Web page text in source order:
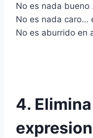
No es nada
No es nada caro…
No es aburrido en
4.